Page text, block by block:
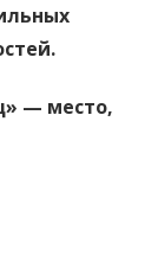
— место,